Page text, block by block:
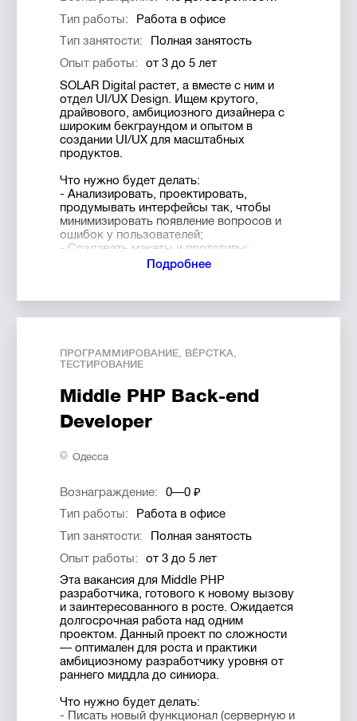
Отслеживать жизненный цикл бага.
Обсуждать фиксы с
разработчиками.
Что мы предлагаем:
Офис в просторном лофте на
Екатерининской пл;
График работы с 8:00 — 11:00 до
17:00 — 20:00;
больничные;
Свободное посещение
образовательных мероприятия
SOLAR Talks;
Мы ценим личность каждого
человека, и развиваем его сильные
крутыми, интересными проектами,
Больше вакансий
Тип работы:
Работа в офисе
Тип занятости:
Полная занятость
Опыт работы:
от 3 до 5 лет
SOLAR Digital растет, а вместе с ним и
отдел UI/UX Design. Ищем крутого,
драйвового, амбициозного дизайнера с
широким бекграундом и опытом в
создании UI/UX для масштабных
продуктов.
Что нужно будет делать:
- Анализировать, проектировать,
продумывать интерфейсы так, чтобы
минимизировать появление вопросов и
ошибок у пользователей;
- Создавать макеты и прототипы;
- Отрисовывать целостные, красивые и
- Составлять гайды по использованию
шрифтов, цветов, отступов, размеров;
- Быть открытым и самостоятельным, не
бояться задавать вопросы и решать
- Не верстать, но понимать что такое
- Уметь работать в режиме
несколько проектов одновременно.
- Уверенные знания типографики и основ
- Опыт работы со стартапами, крупными
сервисами;
Zeplin (с чем удобнее работать);
- Способность полностью
самостоятельно закрывать проект;
- Быть в курсе последних UX трендов;
- Иметь уровень английского не ниже
A2/B1.
Будет плюсом:
- Владение Adobe After Effects
- Знание HTML, CSS, понимание разметки
веб-приложений
Подробнее
ПРОГРАММИРОВАНИЕ, ВЁРСТКА,
ТЕСТИРОВАНИЕ
Middle PHP Back-end
Developer
Одесса
Вознаграждение:
0—0 ₽
Тип работы:
Работа в офисе
Тип занятости:
Полная занятость
Опыт работы:
от 3 до 5 лет
Эта вакансия для Middle PHP
разработчика, готового к новому вызову
и заинтересованного в росте. Ожидается
долгосрочная работа над одним
проектом. Данный проект по сложности
— оптимален для роста и практики
амбициозному разработчику уровня от
раннего миддла до синиора.
Что нужно будет делать:
- Писать новый функционал (серверную и